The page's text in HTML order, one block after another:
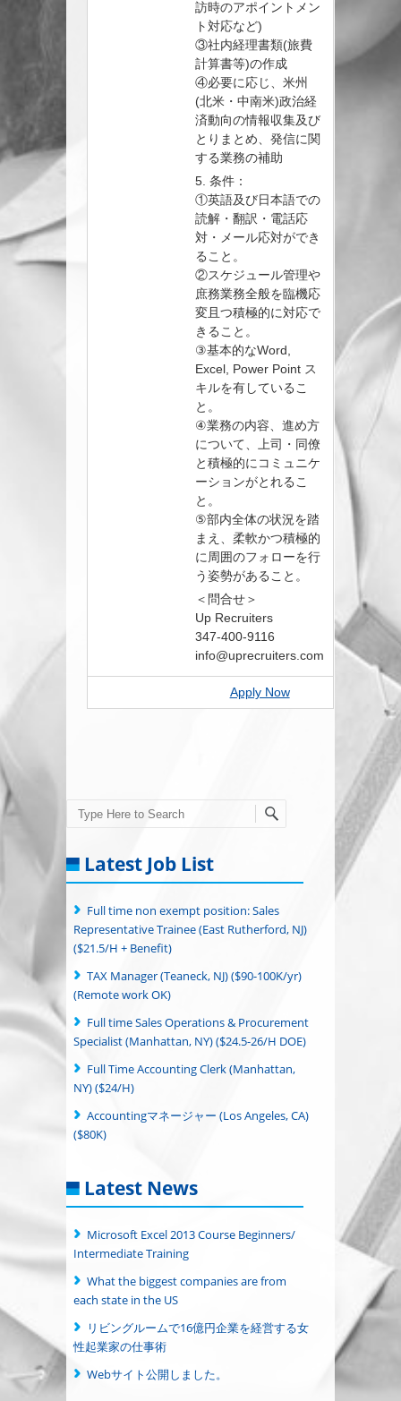
訪時のアポイントメン
ト対応など)
③社内経理書類(旅費
計算書等)の作成
④必要に応じ、米州
(北米・中南米)政治経
済動向の情報収集及び
とりまとめ、発信に関
する業務の補助
5. 条件：
①英語及び日本語での
読解・翻訳・電話応
対・メール応対ができ
ること。
②スケジュール管理や
庶務業務全般を臨機応
変且つ積極的に対応で
きること。
③基本的なWord,
Excel, Power Point ス
キルを有しているこ
と。
④業務の内容、進め方
について、上司・同僚
と積極的にコミュニケ
ーションがとれるこ
と。
⑤部内全体の状況を踏
まえ、柔軟かつ積極的
に周囲のフォローを行
う姿勢があること。
＜問合せ＞
Up Recruiters
347-400-9116
info@uprecruiters.com
Apply Now
Search
Latest Job List
Full time non exempt position: Sales
Representative Trainee (East Rutherford, NJ)
($21.5/H + Benefit)
TAX Manager (Teaneck, NJ) ($90-100K/yr)
(Remote work OK)
Full time Sales Operations & Procurement
Specialist (Manhattan, NY) ($24.5-26/H DOE)
Full Time Accounting Clerk (Manhattan,
NY) ($24/H)
Accountingマネージャー (Los Angeles, CA)
($80K)
Latest News
Microsoft Excel 2013 Course Beginners/
Intermediate Training
What the biggest companies are from
each state in the US
リビングルームで16億円企業を経営する女
性起業家の仕事術
Webサイト公開しました。